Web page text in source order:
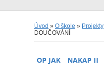
Úvod » O škole » Projekty
DOUČOVÁNÍ
OP JAK NAKAP II